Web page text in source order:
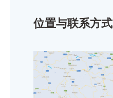
位置与联系方式